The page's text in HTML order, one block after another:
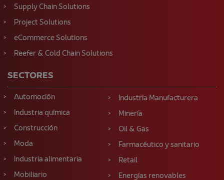
Supply Chain Solutions
Project Solutions
eCommerce Solutions
Reefer & Cold Chain Solutions
SECTORES
Automoción
Industria química
Construcción
Moda
Industria alimentaria
Mobiliario
Industria Manufacturera
Minería
Oil & Gas
Farmacéutico y sanitario
Retail
Energías renovables